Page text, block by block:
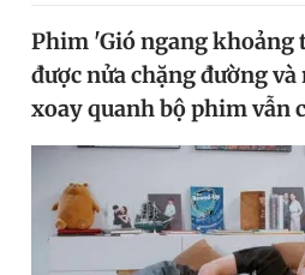
Video
Sản phẩm khác
Tiện ích
Phim 'Gió ngang khoảng
được nửa chặng đường
xoay quanh bộ phim vẫn